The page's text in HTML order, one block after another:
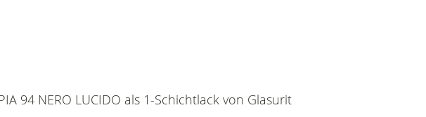
94 NERO LUCIDO als 1-Schichtlack von Glasurit